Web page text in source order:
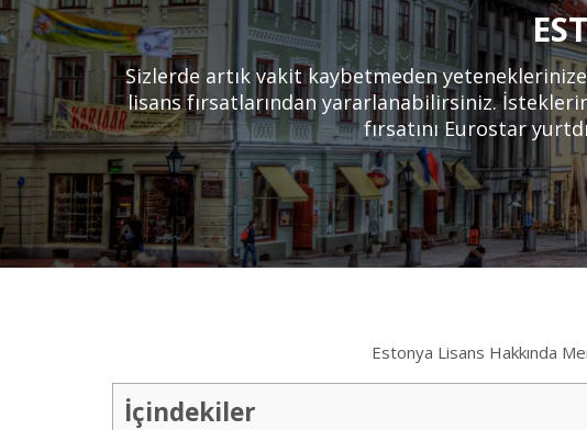
Sizlerde artık vakit kaybetmeden
lisans fırsatlarından yararlanabilirsiniz.
fırsatını Eurostar
Estonya Lisans Hakkında
İçindekiler